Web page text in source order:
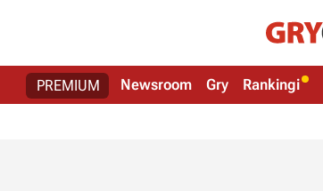
PREMIUM Newsroom Gry Rankingi